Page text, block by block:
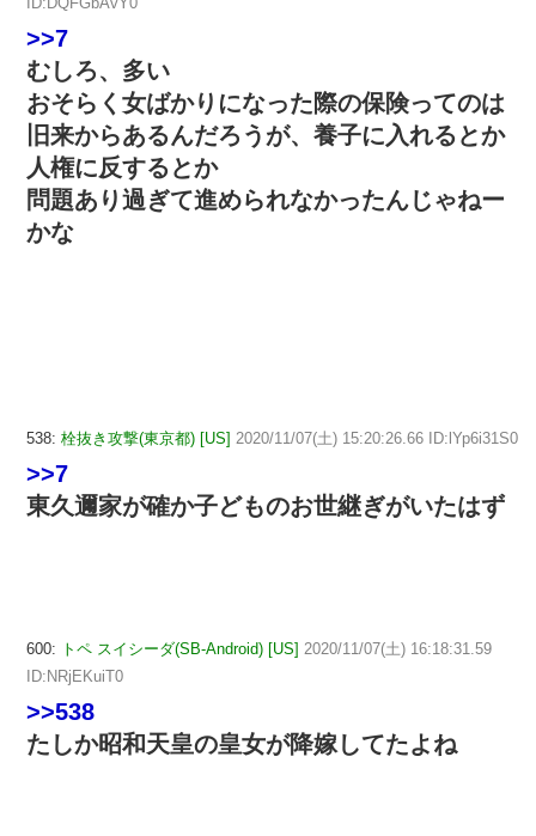
>>7
むしろ、多い
おそらく女ばかりになった際の保険ってのは
旧来からあるんだろうが、養子に入れるとか
人権に反するとか
問題あり過ぎて進められなかったんじゃねー
かな
538: 栓抜き攻撃(東京都) [US] 2020/11/07(土) 15:20:26.66 ID:lYp6i31S0
>>7
東久邇家が確か子どものお世継ぎがいたはず
600: トペ スイシーダ(SB-Android) [US] 2020/11/07(土) 16:18:31.59
ID:NRjEKuiT0
>>538
たしか昭和天皇の皇女が降嫁してたよね